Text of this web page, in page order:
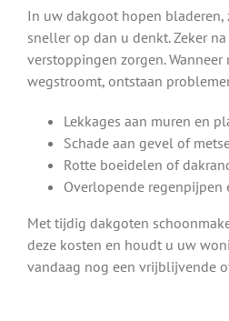
In uw dakgoot hopen bladeren,
sneller op dan u denkt. Zeker
verstoppingen zorgen.
wegstroomt, ontstaan
Lekkages aan muren en
Schade aan gevel of
Rotte boeidelen of
Overlopende regenpijpen
Met tijdig dakgoten
deze kosten en houdt u uw
vandaag nog een vrijblijvende